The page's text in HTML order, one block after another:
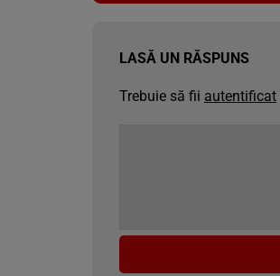
LASĂ UN RĂSPUNS
Trebuie să fii autentificat